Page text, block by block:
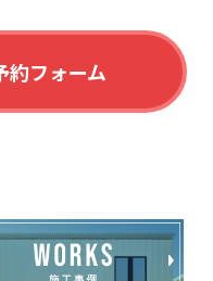
約フォーム